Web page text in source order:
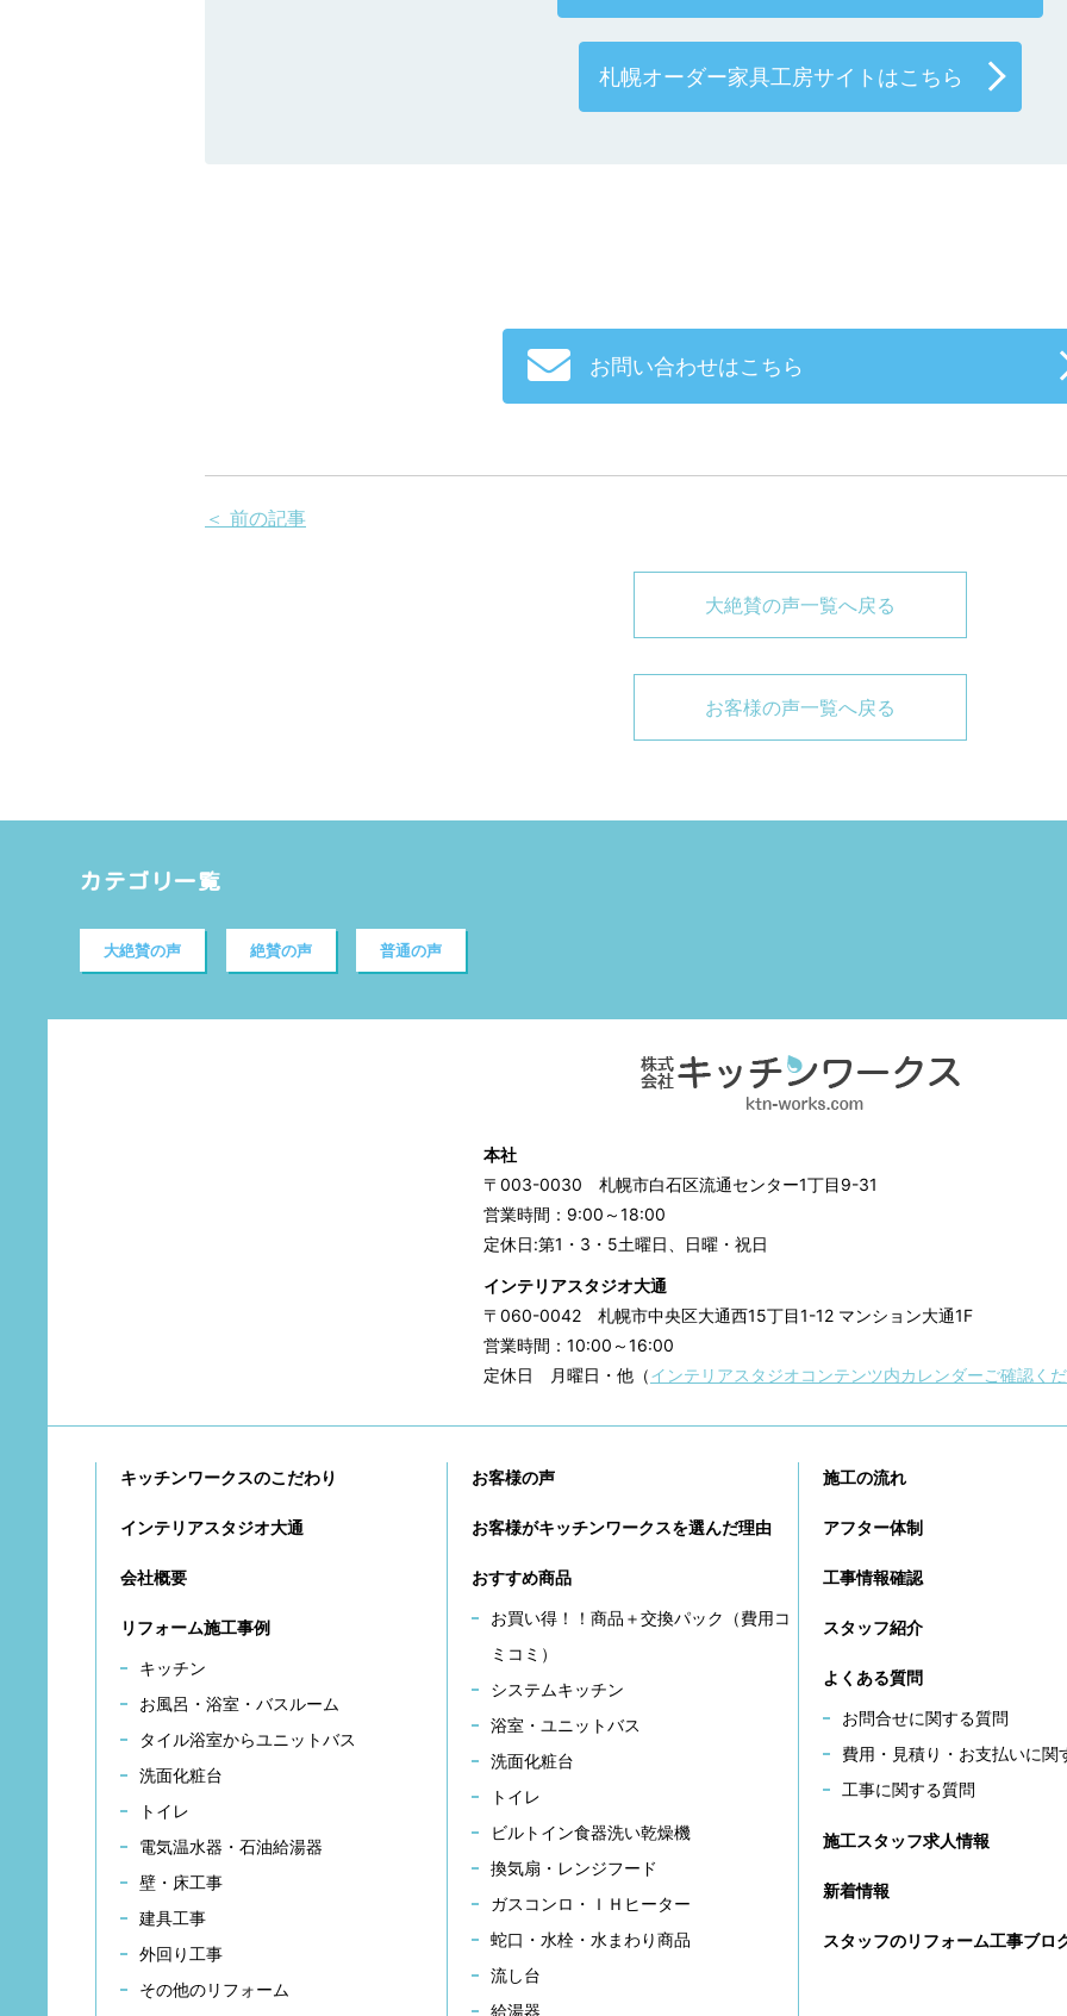
札幌オーダー家具工房サイトはこちら
お問い合わせはこちら
＜ 前の記事
大絶賛の声一覧へ戻る
お客様の声一覧へ戻る
カテゴリ一覧
大絶賛の声 絶賛の声 普通の声
本社
〒003-0030 札幌市白石区流通センター1丁目9-31
営業時間：9:00～18:00
定休日:第1・3・5土曜日、日曜・祝日
インテリアスタジオ大通
〒060-0042 札幌市中央区大通西15丁目1-12 マンション大通1F
営業時間：10:00～16:00
定休日 月曜日・他（インテリアスタジオコンテンツ内カレンダーご確認く
キッチンワークスのこだわり
インテリアスタジオ大通
会社概要
リフォーム施工事例
キッチン
お風呂・浴室・バスルーム
タイル浴室からユニットバス
洗面化粧台
トイレ
電気温水器・石油給湯器
壁・床工事
建具工事
外回り工事
その他のリフォーム
お客様の声
お客様がキッチンワークスを選んだ理由
おすすめ商品
お買い得！！商品＋交換パック（費用コ
ミコミ）
システムキッチン
浴室・ユニットバス
洗面化粧台
トイレ
ビルトイン食器洗い乾燥機
換気扇・レンジフード
ガスコンロ・ＩＨヒーター
蛇口・水栓・水まわり商品
流し台
給湯器
施工の流れ
アフター体制
工事情報確認
スタッフ紹介
よくある質問
お問合せに関する質問
費用・見積り・お支払いに関
工事に関する質問
施工スタッフ求人情報
新着情報
スタッフのリフォーム工事ブロ